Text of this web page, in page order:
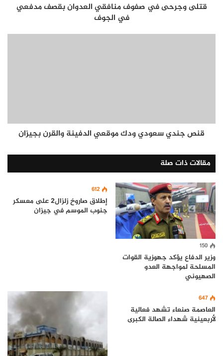
قتلى وجرحى في صفوف منافقي العدوان بقصف مدفعي
في الجوف
قنص جندي سعودي ودك موقعي الدفينة والقرن بجيزان
مقالات ذات صلة
150
وزير الدفاع يؤكد جهوزية القوات
المسلحة لمواجهة العدو
الصهيوني
612
إطلاق صاروخ زلزال2 على معسكر
جنوب الموسم في جيزان
647
العاصمة صنعاء تشهد فعالية
لأربعينية شهداء الصالة الكبرى